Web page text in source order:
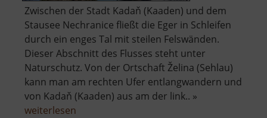
Zwischen der Stadt Kadaň (Kaaden) und dem
Stausee Nechranice fließt die Eger in Schleifen
durch ein enges Tal mit steilen Felswänden.
Dieser Abschnitt des Flusses steht unter
Naturschutz. Von der Ortschaft Želina (Sehlau)
kann man am rechten Ufer entlangwandern und
von Kadaň (Kaaden) aus am der link.. »
weiterlesen